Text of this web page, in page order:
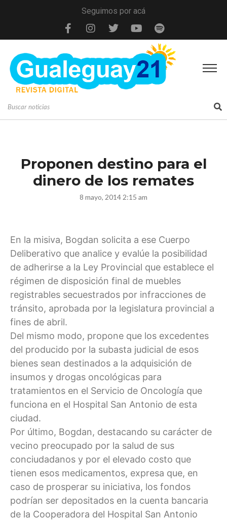
Seguimos por acá
Proponen destino para el
dinero de los remates
8 mayo, 2014 2:15 am
En la misiva, Bogdan solicita a ese Cuerpo
Deliberativo que analice y evalúe la posibilidad
de adherirse a la Ley Provincial que establece el
régimen de disposición final de muebles
registrables secuestrados por infracciones de
tránsito, aprobada por la legislatura provincial a
fines de abril.
Del mismo modo, propone que los excedentes
del producido por la subasta judicial de esos
bienes sean destinados a la adquisición de
insumos y drogas oncológicas para
tratamientos en el Servicio de Oncología que
funciona en el Hospital San Antonio de esta
ciudad.
Por último, Bogdan, destacando su carácter de
vecino preocupado por la salud de sus
conciudadanos y por el elevado costo que
tienen esos medicamentos, expresa que, en
caso de prosperar su iniciativa, los fondos
podrían ser depositados en la cuenta bancaria
de la Cooperadora del Hospital San Antonio